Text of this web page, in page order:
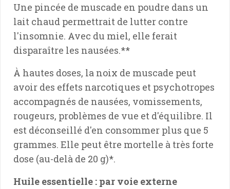
Une pincée de muscade en poudre dans un
lait chaud permettrait de lutter contre
l'insomnie. Avec du miel, elle ferait
disparaître les nausées.**
À hautes doses, la noix de muscade peut
avoir des effets narcotiques et psychotropes
accompagnés de nausées, vomissements,
rougeurs, problèmes de vue et d'équilibre. Il
est déconseillé d'en consommer plus que 5
grammes. Elle peut être mortelle à très forte
dose (au-delà de 20 g)*.
Huile essentielle : par voie externe